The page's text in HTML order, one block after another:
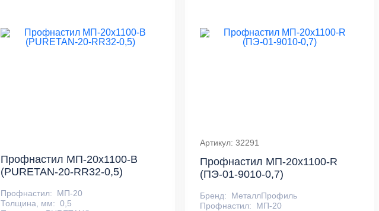
Профнастил МП-20x1100-B
(PURETAN-20-RR32-0,5)
Профнастил:
МП-20
Толщина, мм: 0,5
Артикул: 32291
Профнастил МП-20x1100-R
(ПЭ-01-9010-0,7)
Бренд:
МеталлПрофиль
Профнастил:
МП-20